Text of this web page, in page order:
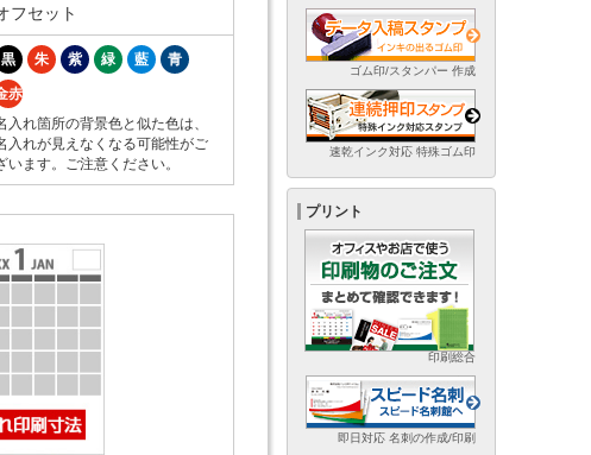
フセット
黒 朱 紫 緑 藍 青
赤
入れ箇所の背景色と似た色は、
入れが見えなくなる可能性がご
います。ご注意ください。
ゴム印/スタンパー 作成
速乾インク対応 特殊ゴム印
プリント
印刷総合
即日対応 名刺の作成/印刷